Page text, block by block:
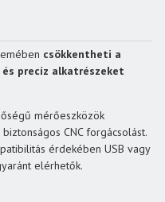
csökkentheti a
precíz alkatrészeket
mérőeszközök
CNC forgácsolást.
érdekében USB vagy
elérhetők.